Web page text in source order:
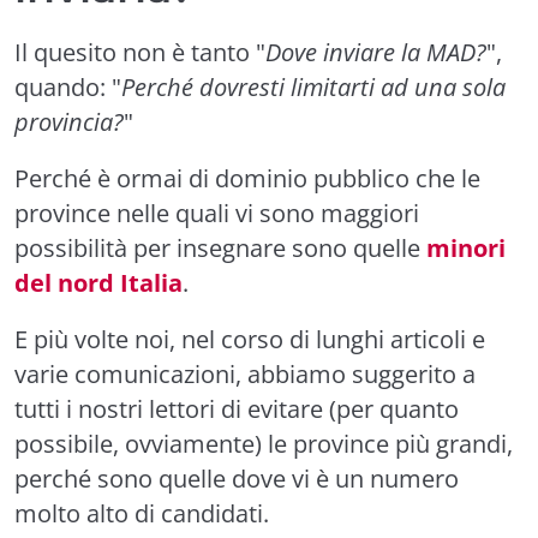
Il quesito non è tanto "Dove inviare la MAD?",
quando: "Perché dovresti limitarti ad una sola
provincia?"
Perché è ormai di dominio pubblico che le
province nelle quali vi sono maggiori
possibilità per insegnare sono quelle minori
del nord Italia.
E più volte noi, nel corso di lunghi articoli e
varie comunicazioni, abbiamo suggerito a
tutti i nostri lettori di evitare (per quanto
possibile, ovviamente) le province più grandi,
perché sono quelle dove vi è un numero
molto alto di candidati.